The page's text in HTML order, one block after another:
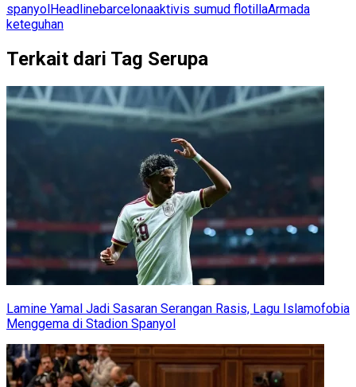
spanyolHeadlinebarcelonaaktivis sumud flotillaArmada
keteguhan
Terkait dari Tag Serupa
Lamine Yamal Jadi Sasaran Serangan Rasis, Lagu Islamofobia
Menggema di Stadion Spanyol